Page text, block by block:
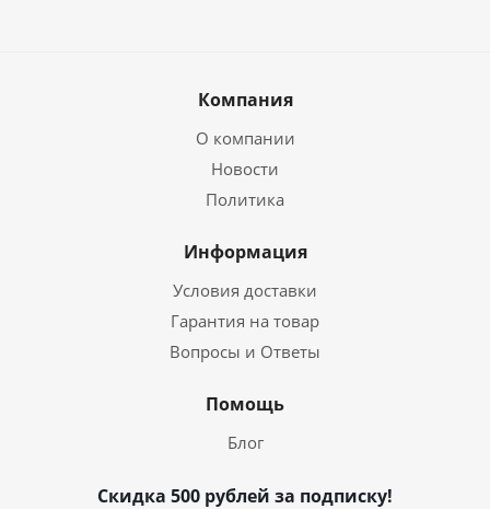
Компания
О компании
Новости
Политика
Информация
Условия доставки
Гарантия на товар
Вопросы и Ответы
Помощь
Блог
Скидка 500 рублей за подписку!